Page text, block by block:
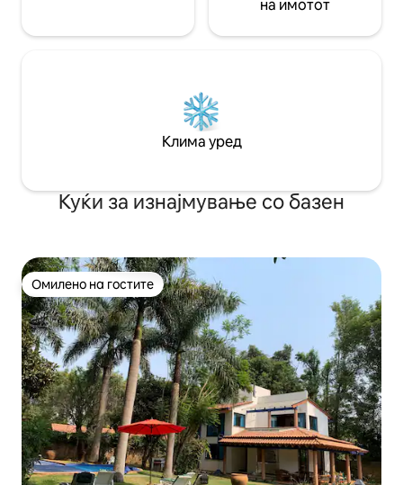
на имотот
Клима уред
Куќи за изнајмување со базен
Омилено на гостите
Омилено на гостите